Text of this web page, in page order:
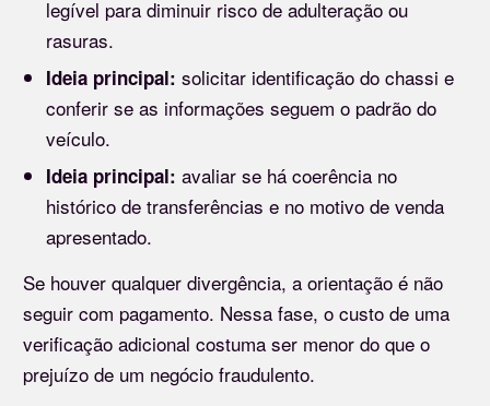
legível para diminuir risco de adulteração ou
rasuras.
Ideia principal: solicitar identificação do chassi e
conferir se as informações seguem o padrão do
veículo.
Ideia principal: avaliar se há coerência no
histórico de transferências e no motivo de venda
apresentado.
Se houver qualquer divergência, a orientação é não
seguir com pagamento. Nessa fase, o custo de uma
verificação adicional costuma ser menor do que o
prejuízo de um negócio fraudulento.